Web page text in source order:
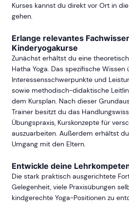
Kurses kannst du direkt vor Ort in
gehen.
Erlange relevantes
Kinderyogakurse
Zunächst erhältst du eine
Hatha Yoga. Das spezifische Wissen
Interessensschwerpunkte und
sowie methodisch-didaktische
dem Kursplan. Nach dieser
Trainer besitzt du das
Übungspraxis, Kurskonzepte für
auszuarbeiten. Außerdem erhältst
Umgang mit den Eltern.
Entwickle deine
Die stark praktisch ausgerichtete
Gelegenheit, viele Praxisübungen
kindgerechte Yoga-Positionen zu